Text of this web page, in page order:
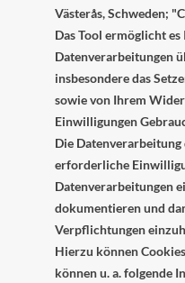
Västerås, Schweden;
Das Tool ermöglicht
Datenverarbeitungen
insbesondere das
sowie von Ihrem
Einwilligungen
Die
erforderliche
Datenverarbeitungen
dokumentieren und
Verpflichtungen
Hierzu können
können u. a. folgende